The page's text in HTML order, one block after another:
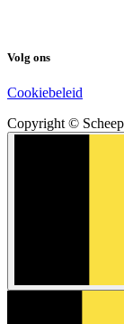
Volg ons
Cookiebeleid
Copyright ©